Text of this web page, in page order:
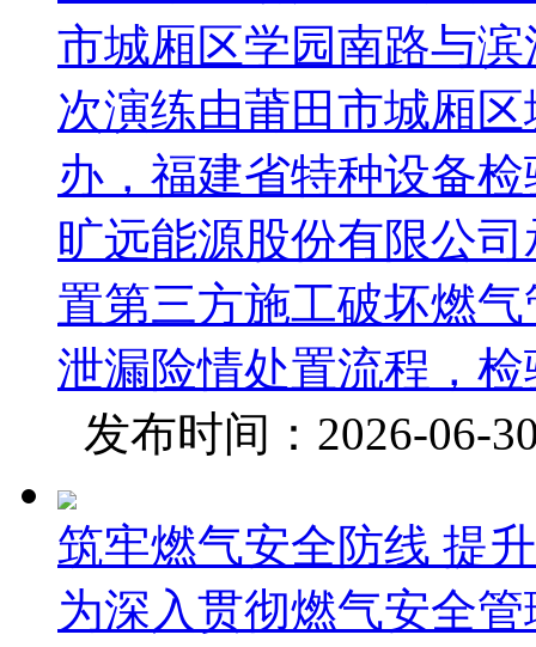
市城厢区学园南路与
次演练由莆田市城厢
办，福建省特种设备
旷远能源股份有限公
置第三方施工破坏燃
泄漏险情处置流程，检
发布时间：2026-
筑牢燃气安全防线 提
为深入贯彻燃气安全